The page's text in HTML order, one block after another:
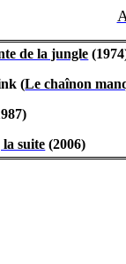
de la jungle
(Le chaînon
la suite (2006)